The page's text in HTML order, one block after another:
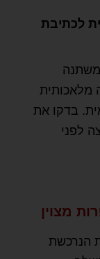
לכתיבת
משתנה
מלאכותית
בדקו את
לפני
מצוין
הנרכשת